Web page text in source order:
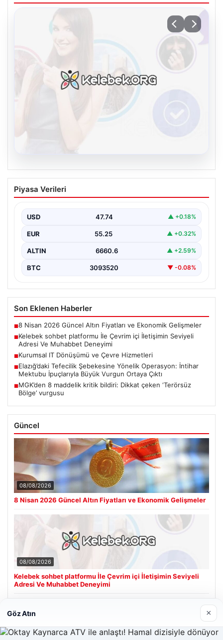
Kelebek sohbet platformu İle Çevrim içi
İletişimin Seviyeli Adresi Ve Muhabbet
İnternet ortamında insanların seviyeli bir şekilde irtibat
çeşitli…
Piyasa Verileri
USD 47.74 ▲ +0.18%
EUR 55.25 ▲ +0.32%
ALTIN 6660.6 ▲ +2.59%
BTC 3093520 ▼ -0.08%
Son Eklenen Haberler
■8 Nisan 2026 Güncel Altın Fiyatları ve Ekonomik Gelişmeler
■Kelebek sohbet platformu İle Çevrim içi İletişimin Seviyeli
Adresi Ve Muhabbet Deneyimi
■Kurumsal IT Dönüşümü ve Çevre Hizmetleri
■Elazığ’daki Tefecilik Şebekesine Yönelik Operasyon: İntihar
Mektubu İpuçlarıyla Büyük Vurgun Ortaya Çıktı
■MGK’den 8 maddelik kritik bildiri: Dikkat çeken ‘Terörsüz
Bölge’ vurgusu
Güncel
08/08/2026
8 Nisan 2026 Güncel Altın Fiyatları ve Ekonomik Gelişmeler
08/08/2026
Kelebek sohbet platformu İle Çevrim içi İletişimin Seviyeli
Adresi Ve Muhabbet Deneyimi
Göz Atın ×